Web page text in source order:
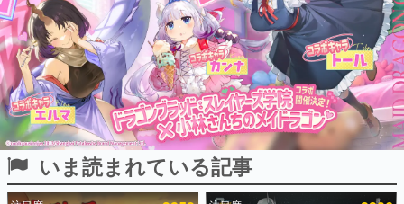
ピックアップ
いま読まれている記事